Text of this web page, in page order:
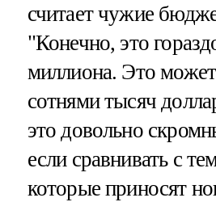
считает чужие
"Конечно, это
миллиона. Это может
сотнями тысяч
это довольно
если сравнивать с
которые приносят